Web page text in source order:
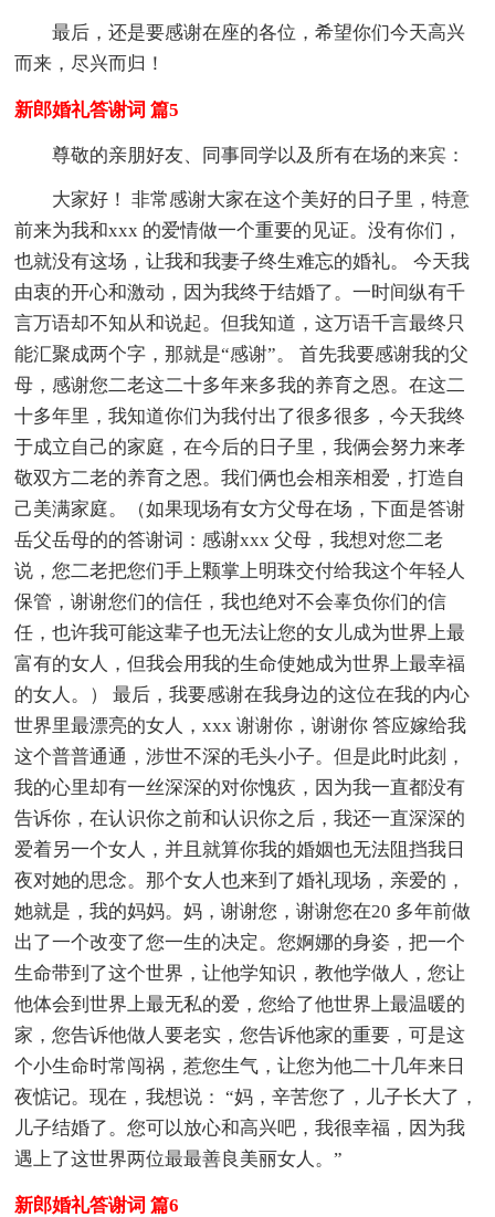
最后，还是要感谢在座的各位，希望你们今天高兴
而来，尽兴而归！
新郎婚礼答谢词 篇5
尊敬的亲朋好友、同事同学以及所有在场的来宾：
大家好！ 非常感谢大家在这个美好的日子里，特意
前来为我和xxx 的爱情做一个重要的见证。没有你们，
也就没有这场，让我和我妻子终生难忘的婚礼。 今天我
由衷的开心和激动，因为我终于结婚了。一时间纵有千
言万语却不知从和说起。但我知道，这万语千言最终只
能汇聚成两个字，那就是“感谢”。 首先我要感谢我的父
母，感谢您二老这二十多年来多我的养育之恩。在这二
十多年里，我知道你们为我付出了很多很多，今天我终
于成立自己的家庭，在今后的日子里，我俩会努力来孝
敬双方二老的养育之恩。我们俩也会相亲相爱，打造自
己美满家庭。（如果现场有女方父母在场，下面是答谢
岳父岳母的的答谢词：感谢xxx 父母，我想对您二老
说，您二老把您们手上颗掌上明珠交付给我这个年轻人
保管，谢谢您们的信任，我也绝对不会辜负你们的信
任，也许我可能这辈子也无法让您的女儿成为世界上最
富有的女人，但我会用我的生命使她成为世界上最幸福
的女人。） 最后，我要感谢在我身边的这位在我的内心
世界里最漂亮的女人，xxx 谢谢你，谢谢你 答应嫁给我
这个普普通通，涉世不深的毛头小子。但是此时此刻，
我的心里却有一丝深深的对你愧疚，因为我一直都没有
告诉你，在认识你之前和认识你之后，我还一直深深的
爱着另一个女人，并且就算你我的婚姻也无法阻挡我日
夜对她的思念。那个女人也来到了婚礼现场，亲爱的，
她就是，我的妈妈。妈，谢谢您，谢谢您在20 多年前做
出了一个改变了您一生的决定。您婀娜的身姿，把一个
生命带到了这个世界，让他学知识，教他学做人，您让
他体会到世界上最无私的爱，您给了他世界上最温暖的
家，您告诉他做人要老实，您告诉他家的重要，可是这
个小生命时常闯祸，惹您生气，让您为他二十几年来日
夜惦记。现在，我想说： “妈，辛苦您了，儿子长大了，
儿子结婚了。您可以放心和高兴吧，我很幸福，因为我
遇上了这世界两位最最善良美丽女人。”
新郎婚礼答谢词 篇6